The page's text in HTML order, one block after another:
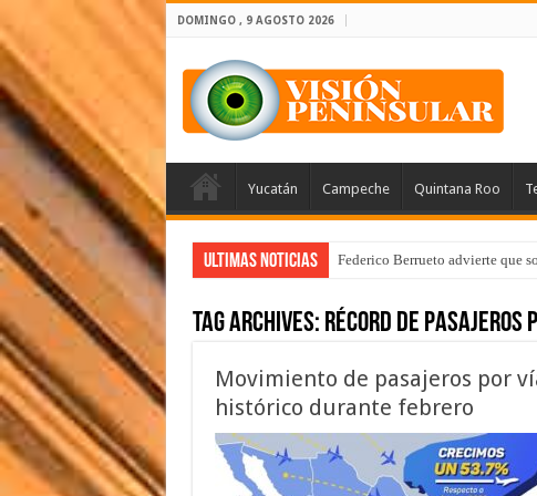
DOMINGO , 9 AGOSTO 2026
Yucatán Campeche Quintana Roo
Ultimas Noticias Federico Berrueto advierte que
Tag Archives: récord de pasajeros
Movimiento de pasajeros por
histórico durante febrero